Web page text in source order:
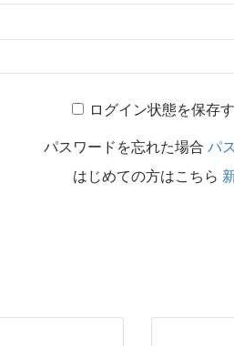
ログイン状態を保存
パスワードを忘れた場合 パ
はじめての方はこちら